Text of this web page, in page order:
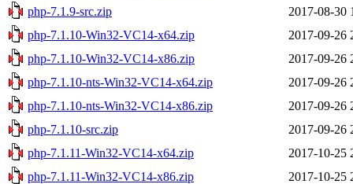
php-7.1.9-src.zip
2017-08-30
php-7.1.10-Win32-VC14-x64.zip
2017-09-26
php-7.1.10-Win32-VC14-x86.zip
2017-09-26
php-7.1.10-nts-Win32-VC14-x64.zip
2017-09-26
php-7.1.10-nts-Win32-VC14-x86.zip
2017-09-26
php-7.1.10-src.zip
2017-09-26
php-7.1.11-Win32-VC14-x64.zip
2017-10-25
php-7.1.11-Win32-VC14-x86.zip
2017-10-25